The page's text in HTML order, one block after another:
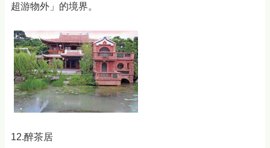
超游物外」的境界。
12.醉茶居